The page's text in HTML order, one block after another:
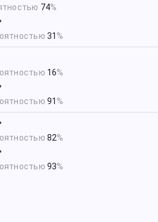
74%
31 %
16%
91 %
82%
93%